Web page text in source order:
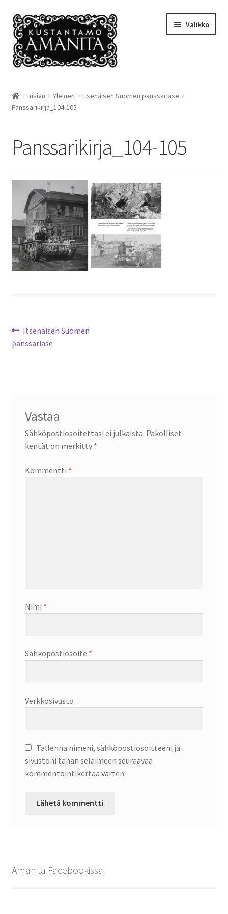
Siirry
navigointiin
Siirry
sisältöön
Valikko
Amanitan tuotantoa
Kassalle
Kauppa
Kirjailijakuvia
Ostoskori
Etusivu Yleinen
Itsenäisen Suomen panssariase
Panssarikirja_104-105
Panssarikirja_104-105
Artikkelien
selaus
Edellinen
artikkeli
Itsenäisen Suomen
panssariase
Vastaa
Sähköpostiosoitettasi ei julkaista. Pakolliset
kentät on merkitty *
Kommentti *
Nimi *
Sähköpostiosoite *
Verkkosivusto
Tallenna nimeni, sähköpostiosoitteeni ja
sivustoni tähän selaimeen seuraavaa
kommentointikertaa varten.
Amanita Facebookissa